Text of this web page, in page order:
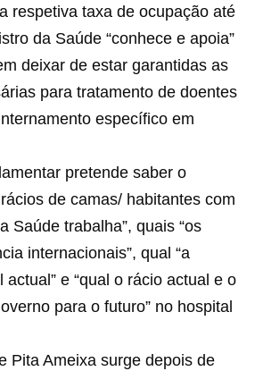
respetiva taxa de ocupação até
da Saúde “conhece e apoia”
deixar de estar garantidas as
para tratamento de doentes
específico em
pretende saber o
de camas/ habitantes com
Saúde trabalha”, quais “os
internacionais”, qual “a
actual” e “qual o rácio actual e o
para o futuro” no hospital
Pita Ameixa surge depois de